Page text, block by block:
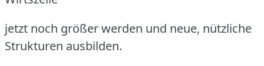
jetzt noch größer werden und neue, nützliche
Strukturen ausbilden.